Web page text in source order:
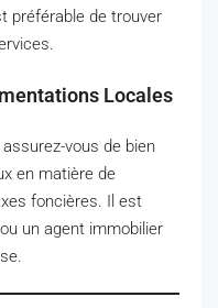
préférable de trouver
Locales
vous de bien
en matière de
foncières. Il est
un agent immobilier